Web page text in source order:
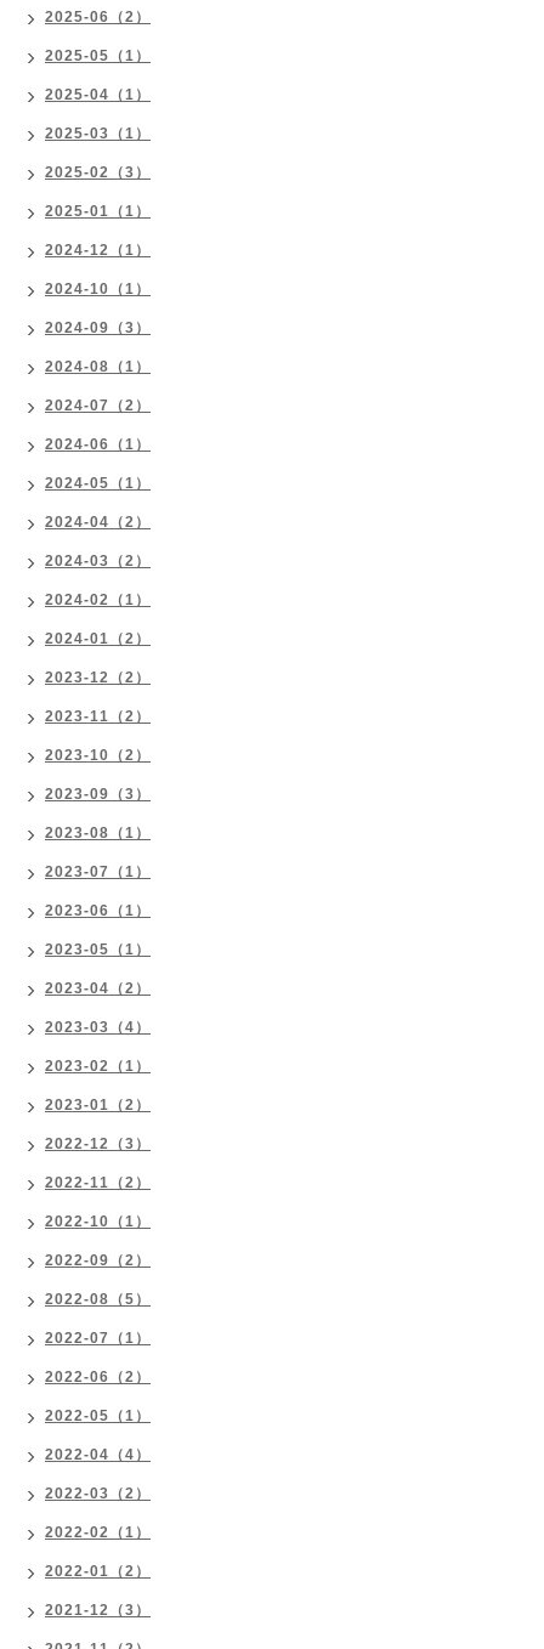
2025-06（2）
2025-05（1）
2025-04（1）
2025-03（1）
2025-02（3）
2025-01（1）
2024-12（1）
2024-10（1）
2024-09（3）
2024-08（1）
2024-07（2）
2024-06（1）
2024-05（1）
2024-04（2）
2024-03（2）
2024-02（1）
2024-01（2）
2023-12（2）
2023-11（2）
2023-10（2）
2023-09（3）
2023-08（1）
2023-07（1）
2023-06（1）
2023-05（1）
2023-04（2）
2023-03（4）
2023-02（1）
2023-01（2）
2022-12（3）
2022-11（2）
2022-10（1）
2022-09（2）
2022-08（5）
2022-07（1）
2022-06（2）
2022-05（1）
2022-04（4）
2022-03（2）
2022-02（1）
2022-01（2）
2021-12（3）